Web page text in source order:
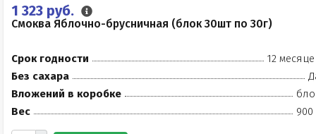
1 323 руб.
Смоква Яблочно-брусничная (блок 30шт по 30г)
Срок годности
12
Без сахара
Вложений в коробке
Вес
900